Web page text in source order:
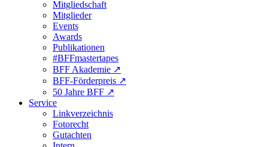
Mitgliedschaft
Mitglieder
Events
Awards
Publikationen
#BFFmastertapes
BFF Akademie ↗︎
BFF-Förderpreis ↗︎
50 Jahre BFF ↗︎
Service
Linkverzeichnis
Fotorecht
Gutachten